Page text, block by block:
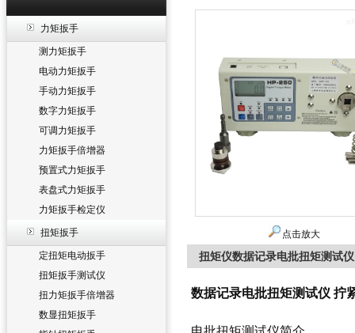
力矩扳手
测力矩扳手
电动力矩扳手
手动力矩扳手
数字力矩扳手
可调力矩扳手
力矩扳手倍增器
预置式力矩扳手
表盘式力矩扳手
力矩扳手检定仪
扭矩扳手
定扭矩电动扳手
扭矩扳手测试仪
扭力矩扳手倍增器
数显扭矩扳手
点击放大
扭矩仪数据记录电批扭矩测试
数据记录电批扭矩测试仪 拧